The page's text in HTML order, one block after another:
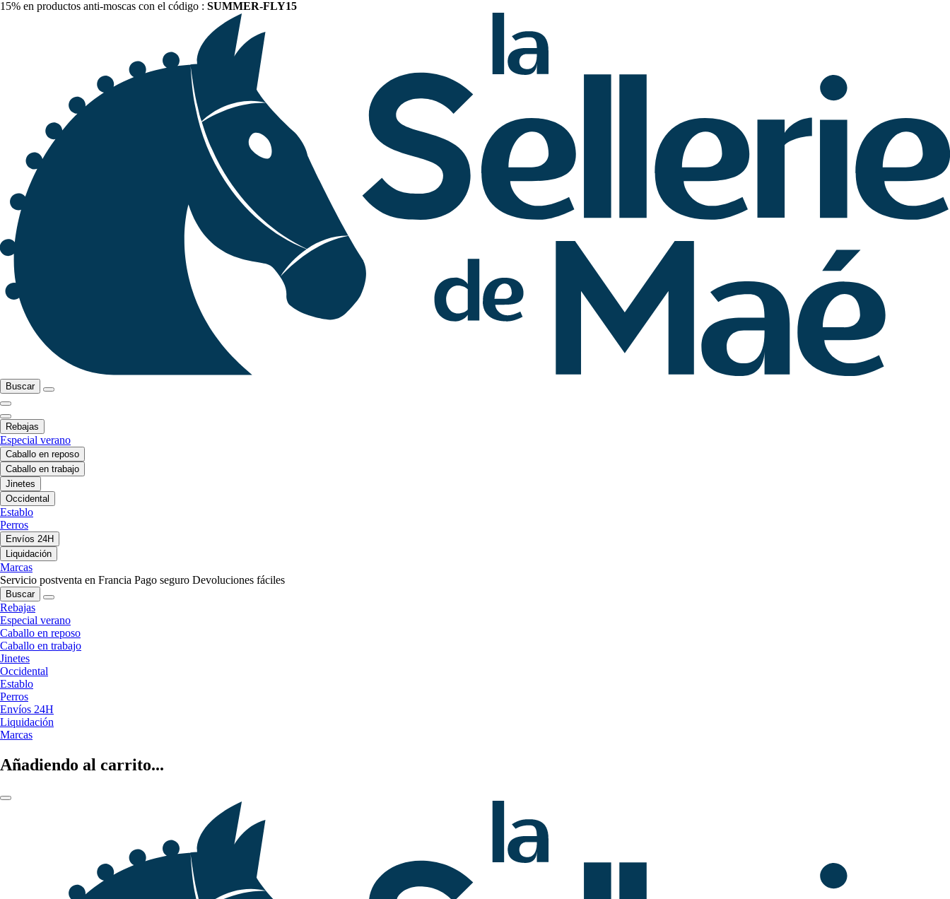
15% en productos anti-moscas con el código : SUMMER-FLY15
Buscar
Rebajas
Especial verano
Caballo en reposo
Caballo en trabajo
Jinetes
Occidental
Establo
Perros
Envíos 24H
Liquidación
Marcas
Servicio postventa en Francia Pago seguro Devoluciones fáciles
Buscar
Rebajas
Especial verano
Caballo en reposo
Caballo en trabajo
Jinetes
Occidental
Establo
Perros
Envíos 24H
Liquidación
Marcas
Añadiendo al carrito...